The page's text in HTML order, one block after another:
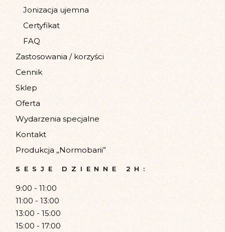
Jonizacja ujemna
Certyfikat
FAQ
Zastosowania / korzyści
Cennik
Sklep
Oferta
Wydarzenia specjalne
Kontakt
Produkcja „Normobarii”
SESJE DZIENNE 2H:
9:00 - 11:00
11:00 - 13:00
13:00 - 15:00
15:00 - 17:00